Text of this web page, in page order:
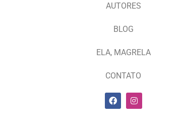
AUTORES
BLOG
ELA, MAGRELA
CONTATO